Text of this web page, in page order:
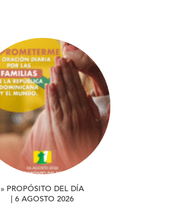
» PROPÓSITO DEL DÍA
| 6 AGOSTO 2026